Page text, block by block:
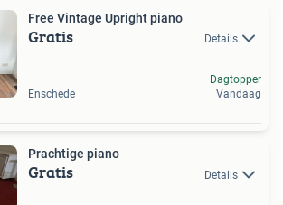
Free Vintage Upright piano
Gratis Details
Enschede
Dagtopper
Vandaag
Prachtige piano
Gratis Details